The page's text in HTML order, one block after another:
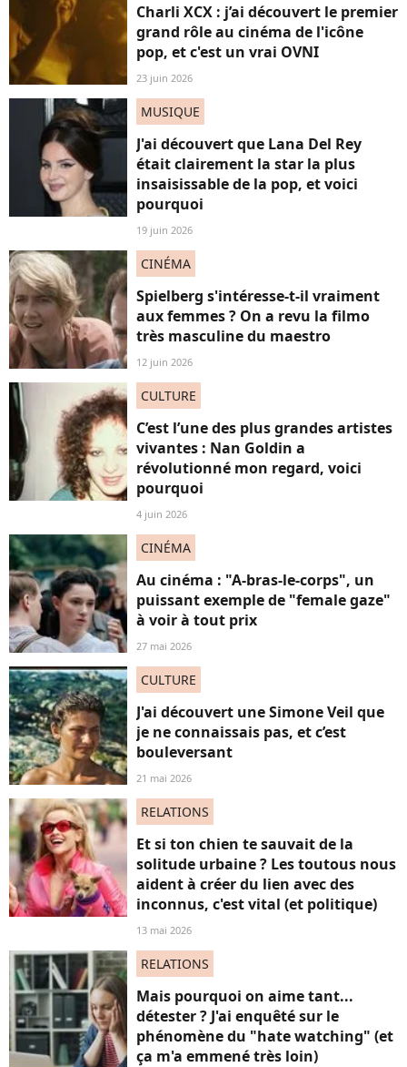
Charli XCX : j’ai découvert le premier
grand rôle au cinéma de l'icône
pop, et c'est un vrai OVNI
23 juin 2026
MUSIQUE
J'ai découvert que Lana Del Rey
était clairement la star la plus
insaisissable de la pop, et voici
pourquoi
19 juin 2026
CINÉMA
Spielberg s'intéresse-t-il vraiment
aux femmes ? On a revu la filmo
très masculine du maestro
12 juin 2026
CULTURE
C’est l’une des plus grandes artistes
vivantes : Nan Goldin a
révolutionné mon regard, voici
pourquoi
4 juin 2026
CINÉMA
Au cinéma : "A-bras-le-corps", un
puissant exemple de "female gaze"
à voir à tout prix
27 mai 2026
CULTURE
J'ai découvert une Simone Veil que
je ne connaissais pas, et c’est
bouleversant
21 mai 2026
RELATIONS
Et si ton chien te sauvait de la
solitude urbaine ? Les toutous nous
aident à créer du lien avec des
inconnus, c'est vital (et politique)
13 mai 2026
RELATIONS
Mais pourquoi on aime tant...
détester ? J'ai enquêté sur le
phénomène du "hate watching" (et
ça m'a emmené très loin)